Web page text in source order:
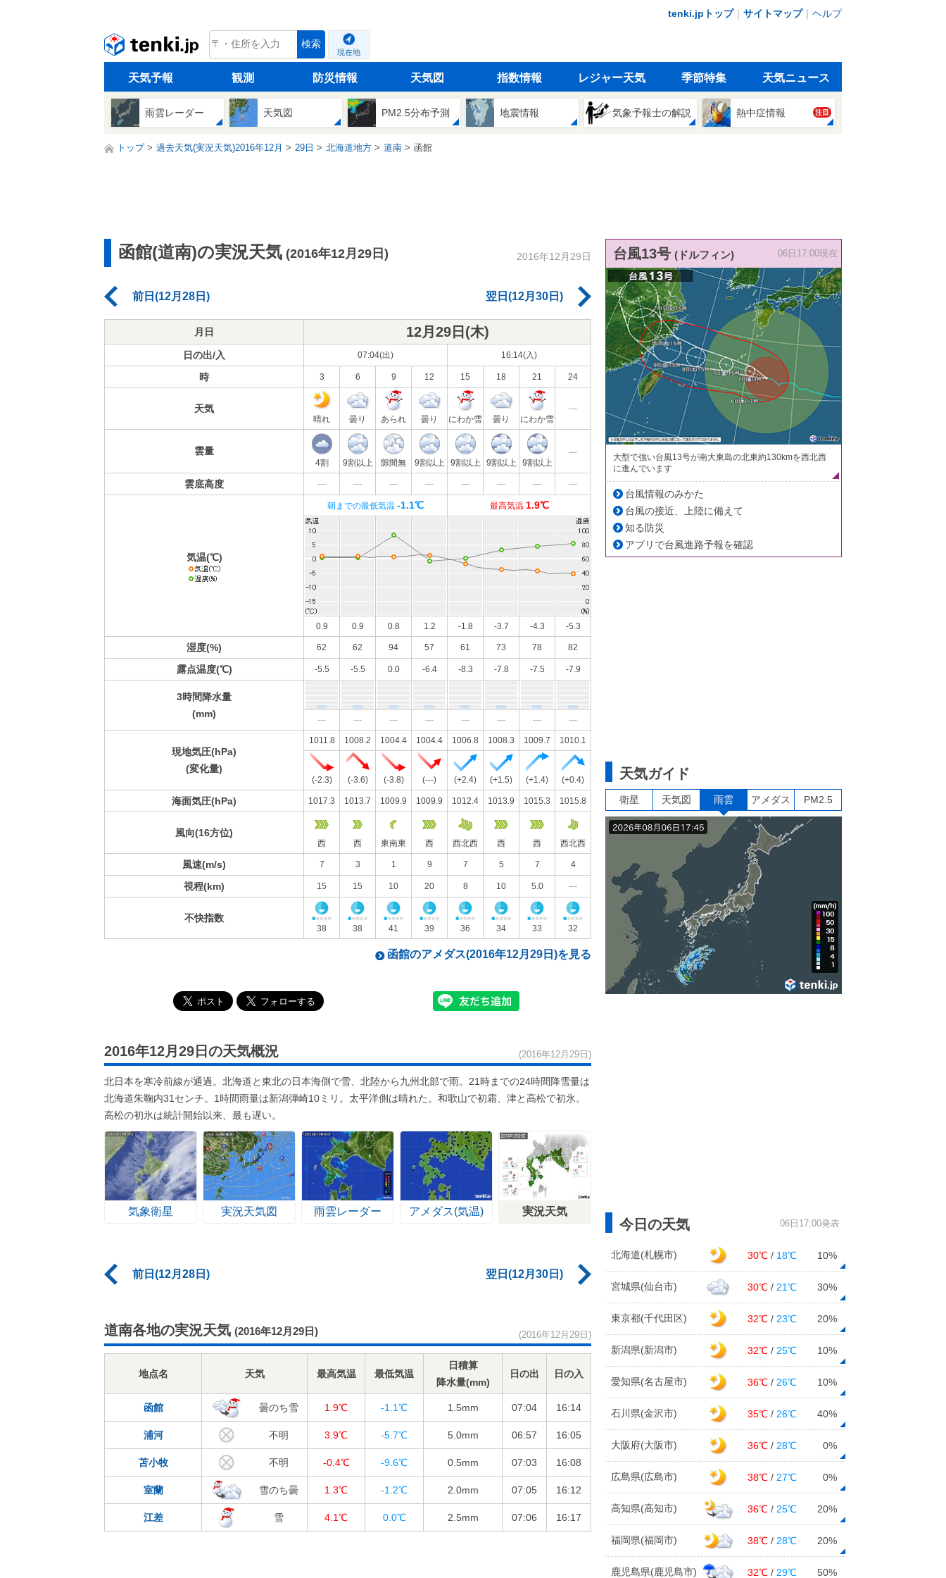
tenki.jpトップ｜ サイトマップ｜ ヘルプ
tenki.jp 検索
現在地
天気予報 観測 防災情報 天気図 指数情報 レジャー天気 季節特集 天気ニュース
雨雲レーダー 天気図 PM2.5分布予測 地震情報 気象予報士の解説 熱中症情報 注目
トップ 過去天気(実況天気)2016年12月 29日 北海道地方 道南 函館
函館(道南)の実況天気 (2016年12月29日) 2016年12月29日
前日(12月28日) 翌日(12月30日)
月日 12月29日(木)
日の出/入 07:04(出) 16:14(入)
時 3 6 9 12 15 18 21 24
天気
晴れ 曇り あられ 曇り にわか雪 曇り にわか雪
---
雲量
4割 9割以上 隙間無 9割以上 9割以上 9割以上 9割以上
---
雲底高度 --- --- --- --- --- --- --- ---
気温(℃)
朝までの最低気温 -1.1℃ 最高気温 1.9℃
0.9 0.9 0.8 1.2 -1.8 -3.7 -4.3 -5.3
湿度(%) 62 62 94 57 61 73 78 82
露点温度(℃) -5.5 -5.5 0.0 -6.4 -8.3 -7.8 -7.5 -7.9
3時間降水量
(mm)
--- --- --- --- --- --- --- ---
現地気圧(hPa)
(変化量)
1011.8 1008.2 1004.4 1004.4 1006.8 1008.3 1009.7 1010.1
(-2.3) (-3.6) (-3.8) (---) (+2.4) (+1.5) (+1.4) (+0.4)
海面気圧(hPa) 1017.3 1013.7 1009.9 1009.9 1012.4 1013.9 1015.3 1015.8
風向(16方位)
西 西 東南東 西 西北西 西 西 西北西
風速(m/s) 7 3 1 9 7 5 7 4
視程(km) 15 15 10 20 8 10 5.0 ---
不快指数
38 38 41 39 36 34 33 32
函館のアメダス(2016年12月29日)を見る
2016年12月29日の天気概況 (2016年12月29日)
北日本を寒冷前線が通過。北海道と東北の日本海側で雪、北陸から九州北部で雨。21時までの24時間降雪量は
北海道朱鞠内31センチ。1時間雨量は新潟弾崎10ミリ。太平洋側は晴れた。和歌山で初霜、津と高松で初氷。
高松の初氷は統計開始以来、最も遅い。
気象衛星 実況天気図 雨雲レーダー アメダス(気温) 実況天気
前日(12月28日) 翌日(12月30日)
道南各地の実況天気 (2016年12月29日) (2016年12月29日)
地点名 天気 最高気温 最低気温
日積算
降水量(mm)
日の出 日の入
函館 曇のち雪 1.9℃ -1.1℃ 1.5mm 07:04 16:14
浦河 不明 3.9℃ -5.7℃ 5.0mm 06:57 16:05
苫小牧 不明 -0.4℃ -9.6℃ 0.5mm 07:03 16:08
室蘭 雪のち曇 1.3℃ -1.2℃ 2.0mm 07:05 16:12
江差 雪 4.1℃ 0.0℃ 2.5mm 07:06 16:17
台風13号 (ドルフィン) 06日17:00現在
大型で強い台風13号が南大東島の北東約130kmを西北西
に進んでいます
台風情報のみかた
台風の接近、上陸に備えて
知る防災
アプリで台風進路予報を確認
天気ガイド
衛星 天気図 雨雲 アメダス PM2.5
今日の天気 06日17:00発表
北海道(札幌市) 30℃ / 18℃ 10%
宮城県(仙台市) 30℃ / 21℃ 30%
東京都(千代田区) 32℃ / 23℃ 20%
新潟県(新潟市) 32℃ / 25℃ 10%
愛知県(名古屋市) 36℃ / 26℃ 10%
石川県(金沢市) 35℃ / 26℃ 40%
大阪府(大阪市) 36℃ / 28℃ 0%
広島県(広島市) 38℃ / 27℃ 0%
高知県(高知市) 36℃ / 25℃ 20%
福岡県(福岡市) 38℃ / 28℃ 20%
鹿児島県(鹿児島市) 32℃ / 29℃ 50%